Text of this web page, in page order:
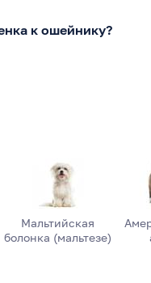
к ошейнику?
Мальтийская
болонка (мальтезе)